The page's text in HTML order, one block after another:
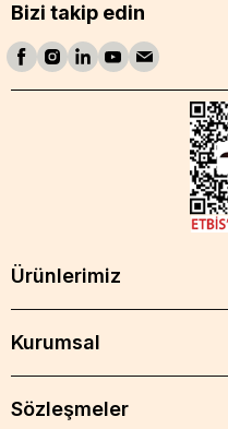
Bizi takip edin
Ürünlerimiz
Kurumsal
Sözleşmeler